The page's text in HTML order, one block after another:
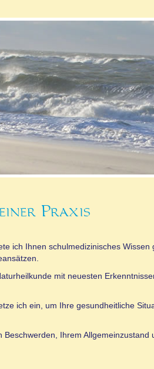
Praxis
ich Ihnen schulmedizinisches
mit neuesten
ich ein, um Ihre gesundheitliche
Ihrem